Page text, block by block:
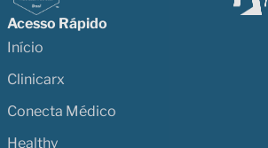
Acesso Rápido
Início
Clinicarx
Conecta Médico
Healthy